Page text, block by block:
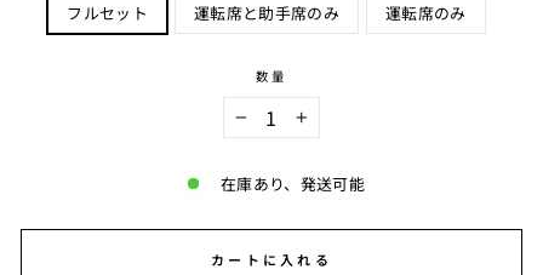
フルセット 運転席と助手席のみ 運転席のみ
数量
+
在庫あり、発送可能
カートに入れる